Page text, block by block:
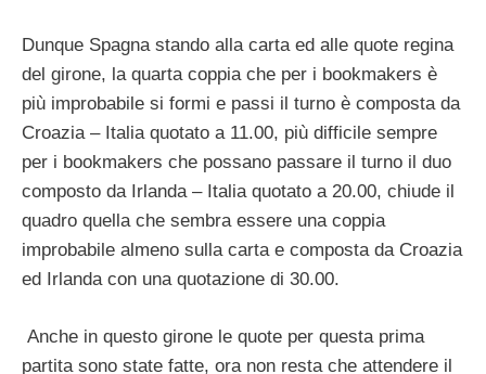
Dunque Spagna stando alla carta ed alle quote regina
del girone, la quarta coppia che per i bookmakers è
più improbabile si formi e passi il turno è composta da
Croazia – Italia quotato a 11.00, più difficile sempre
per i bookmakers che possano passare il turno il duo
composto da Irlanda – Italia quotato a 20.00, chiude il
quadro quella che sembra essere una coppia
improbabile almeno sulla carta e composta da Croazia
ed Irlanda con una quotazione di 30.00.
Anche in questo girone le quote per questa prima
partita sono state fatte, ora non resta che attendere il